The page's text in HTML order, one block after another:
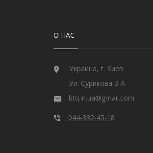
О НАС
Украина, г. Киев
Ул. Сурикова 3-А
btq.in.ua@gmail.com
044-332-45-18